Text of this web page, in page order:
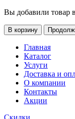
Вы добавили товар
В корзину
Главная
Каталог
Услуги
Доставка и
О компании
Контакты
Акции
Скидки